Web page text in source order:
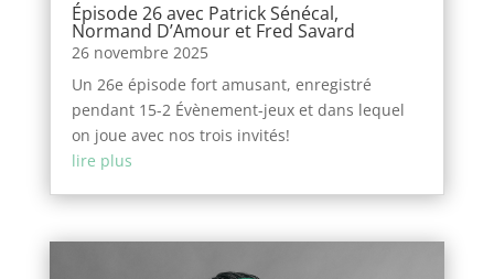
Épisode 26 avec Patrick Sénécal,
Normand D’Amour et Fred Savard
26 novembre 2025
Un 26e épisode fort amusant, enregistré
pendant 15-2 Évènement-jeux et dans lequel
on joue avec nos trois invités!
lire plus